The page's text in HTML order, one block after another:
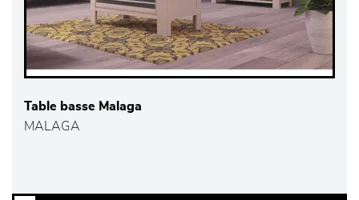
Table basse Malaga
MALAGA